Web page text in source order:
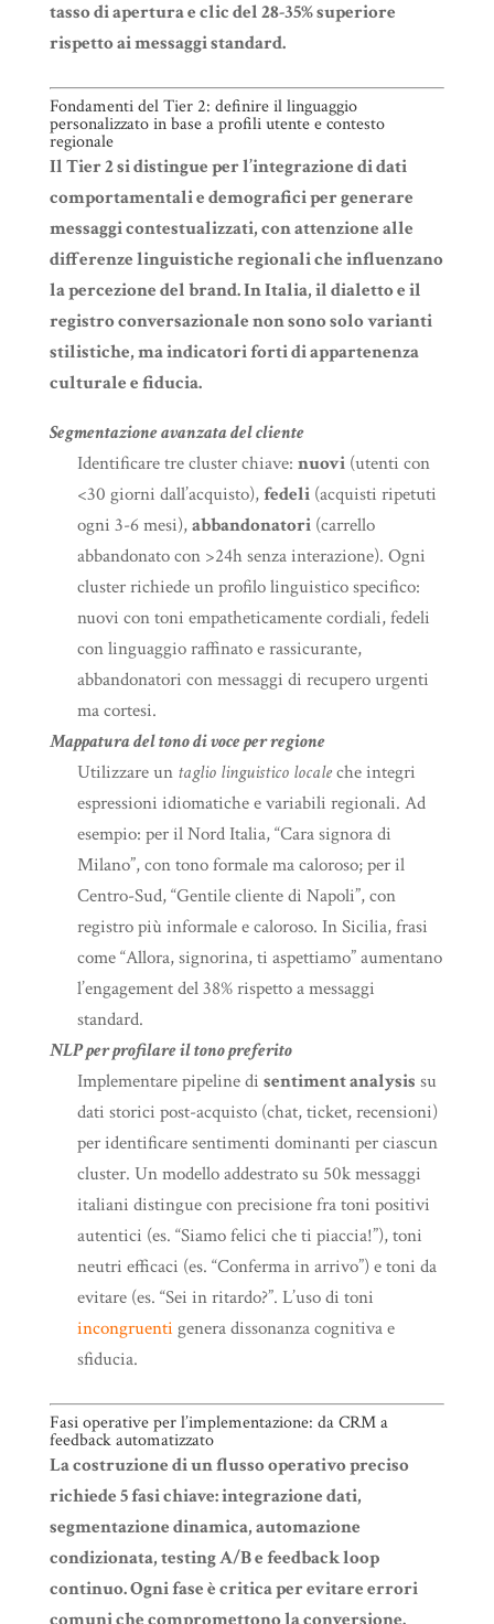
tasso di apertura e clic del 28-35% superiore
rispetto ai messaggi standard.
Fondamenti del Tier 2: definire il linguaggio
personalizzato in base a profili utente e contesto
regionale
Il Tier 2 si distingue per l’integrazione di dati
comportamentali e demografici per generare
messaggi contestualizzati, con attenzione alle
differenze linguistiche regionali che influenzano
la percezione del brand. In Italia, il dialetto e il
registro conversazionale non sono solo varianti
stilistiche, ma indicatori forti di appartenenza
culturale e fiducia.
Segmentazione avanzata del cliente
Identificare tre cluster chiave:nuovi (utenti con
<30 giorni dall’acquisto),fedeli (acquisti ripetuti
ogni 3-6 mesi),abbandonatori (carrello
abbandonato con >24h senza interazione). Ogni
cluster richiede un profilo linguistico specifico:
nuovi con toni empatheticamente cordiali, fedeli
con linguaggio raffinato e rassicurante,
abbandonatori con messaggi di recupero urgenti
ma cortesi.
Mappatura del tono di voce per regione
Utilizzare un taglio linguistico localeche integri
espressioni idiomatiche e variabili regionali. Ad
esempio: per il Nord Italia, “Cara signora di
Milano”, con tono formale ma caloroso; per il
Centro-Sud, “Gentile cliente di Napoli”, con
registro più informale e caloroso. In Sicilia, frasi
come “Allora, signorina, ti aspettiamo” aumentano
l’engagement del 38% rispetto a messaggi
standard.
NLP per profilare il tono preferito
Implementare pipeline disentiment analysis su
dati storici post-acquisto (chat, ticket, recensioni)
per identificare sentimenti dominanti per ciascun
cluster. Un modello addestrato su 50k messaggi
italiani distingue con precisione fra toni positivi
autentici (es. “Siamo felici che ti piaccia!”), toni
neutri efficaci (es. “Conferma in arrivo”) e toni da
evitare (es. “Sei in ritardo?”. L’uso di toni
incongruenti genera dissonanza cognitiva e
sfiducia.
Fasi operative per l’implementazione: da CRM a
feedback automatizzato
La costruzione di un flusso operativo preciso
richiede 5 fasi chiave: integrazione dati,
segmentazione dinamica, automazione
condizionata, testing A/B e feedback loop
continuo. Ogni fase è critica per evitare errori